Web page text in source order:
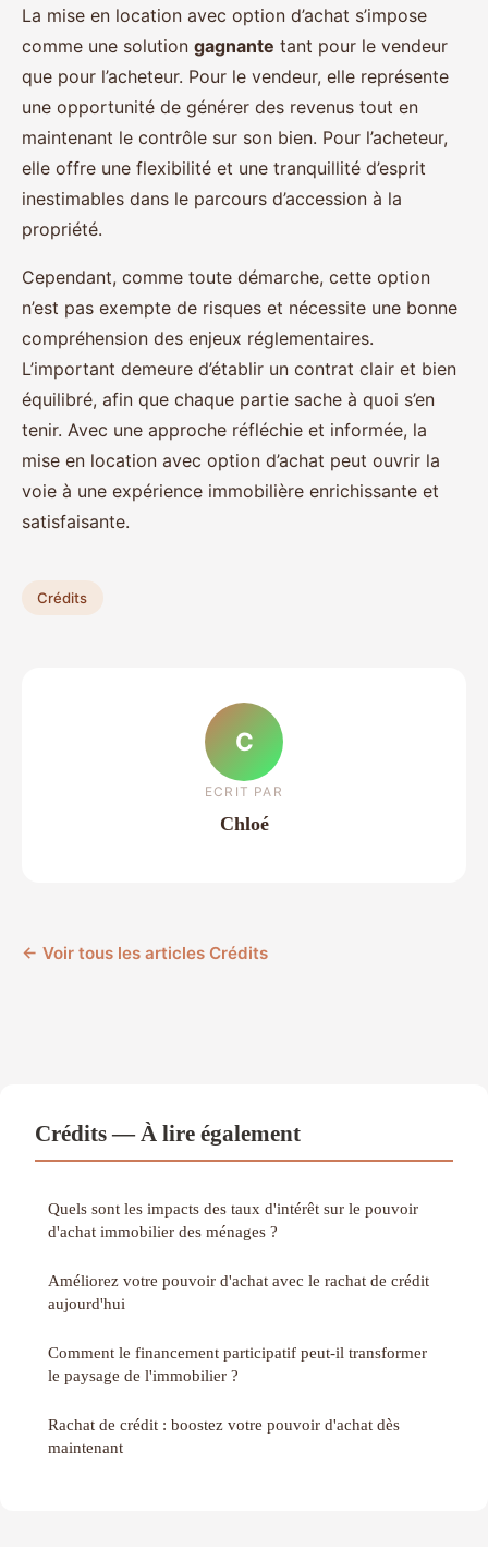
La mise en location avec option d’achat s’impose
comme une solution gagnante tant pour le vendeur
que pour l’acheteur. Pour le vendeur, elle représente
une opportunité de générer des revenus tout en
maintenant le contrôle sur son bien. Pour l’acheteur,
elle offre une flexibilité et une tranquillité d’esprit
inestimables dans le parcours d’accession à la
propriété.
Cependant, comme toute démarche, cette option
n’est pas exempte de risques et nécessite une bonne
compréhension des enjeux réglementaires.
L’important demeure d’établir un contrat clair et bien
équilibré, afin que chaque partie sache à quoi s’en
tenir. Avec une approche réfléchie et informée, la
mise en location avec option d’achat peut ouvrir la
voie à une expérience immobilière enrichissante et
satisfaisante.
Crédits
C
ECRIT PAR
Chloé
← Voir tous les articles Crédits
Crédits — À lire également
Quels sont les impacts des taux d'intérêt sur le pouvoir
d'achat immobilier des ménages ?
Améliorez votre pouvoir d'achat avec le rachat de crédit
aujourd'hui
Comment le financement participatif peut-il transformer
le paysage de l'immobilier ?
Rachat de crédit : boostez votre pouvoir d'achat dès
maintenant